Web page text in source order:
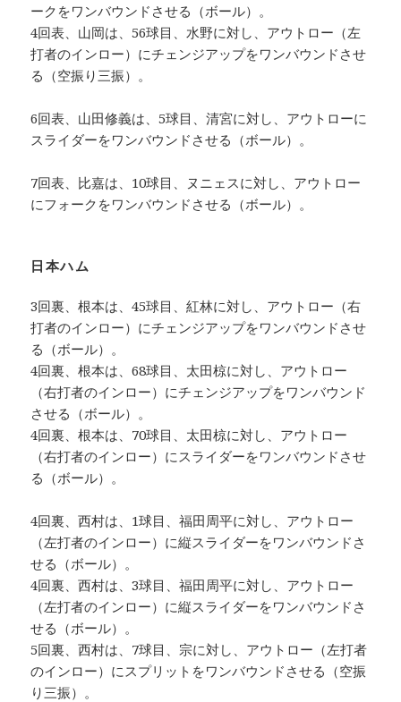
ークをワンバウンドさせる（ボール）。
4回表、山岡は、56球目、水野に対し、アウトロー（左
打者のインロー）にチェンジアップをワンバウンドさせ
る（空振り三振）。
6回表、山田修義は、5球目、清宮に対し、アウトローに
スライダーをワンバウンドさせる（ボール）。
7回表、比嘉は、10球目、ヌニェスに対し、アウトロー
にフォークをワンバウンドさせる（ボール）。
日本ハム
3回裏、根本は、45球目、紅林に対し、アウトロー（右
打者のインロー）にチェンジアップをワンバウンドさせ
る（ボール）。
4回裏、根本は、68球目、太田椋に対し、アウトロー
（右打者のインロー）にチェンジアップをワンバウンド
させる（ボール）。
4回裏、根本は、70球目、太田椋に対し、アウトロー
（右打者のインロー）にスライダーをワンバウンドさせ
る（ボール）。
4回裏、西村は、1球目、福田周平に対し、アウトロー
（左打者のインロー）に縦スライダーをワンバウンドさ
せる（ボール）。
4回裏、西村は、3球目、福田周平に対し、アウトロー
（左打者のインロー）に縦スライダーをワンバウンドさ
せる（ボール）。
5回裏、西村は、7球目、宗に対し、アウトロー（左打者
のインロー）にスプリットをワンバウンドさせる（空振
り三振）。